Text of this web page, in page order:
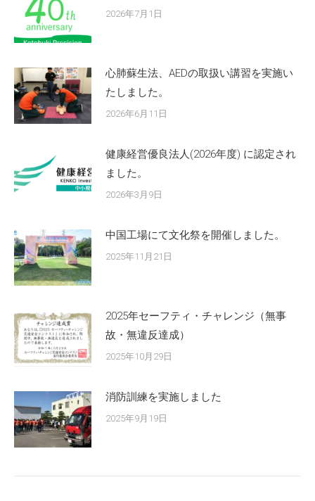
2026年7月1日
心肺蘇生法、AEDの取扱い講習を実施い
たしました。
2026年6月11日
健康経営優良法人(2026年度) に認定され
ました。
2026年3月9日
中国工場にて文化祭を開催しました。
2025年11月21日
2025年セーフティ・チャレンジ（無事
故・無違反達成）
2025年10月29日
消防訓練を実施しました
2025年9月19日